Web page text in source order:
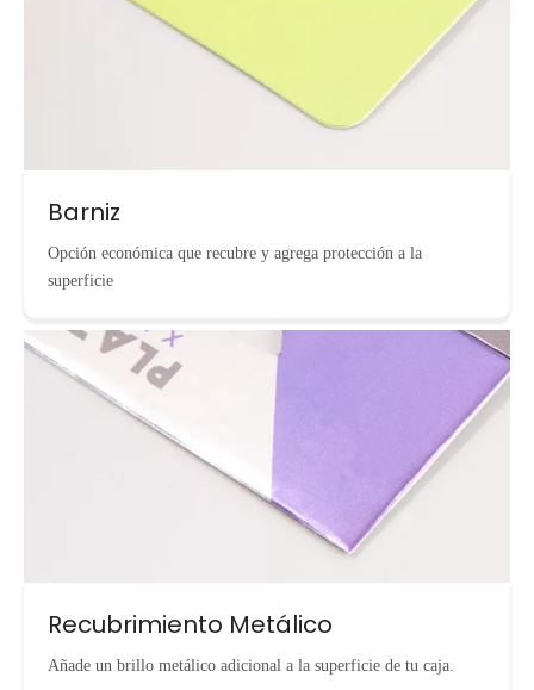
Barniz
Opción económica que recubre y agrega protección a la
superficie
Recubrimiento Metálico
Añade un brillo metálico adicional a la superficie de tu caja.